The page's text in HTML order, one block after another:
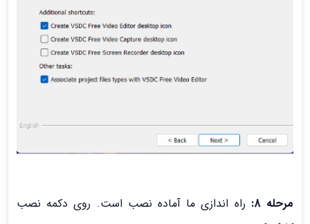
مرحله 8:
راه اندازی ما آماده نصب است. روی دکمه نصب